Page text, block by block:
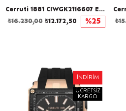
Cerruti 1881 CIWGK2116607 Erkek Kol Saati
₺12.172,50
₺16.230,00 %25
İNDIRIM
ÜCRETSIZ
KARGO